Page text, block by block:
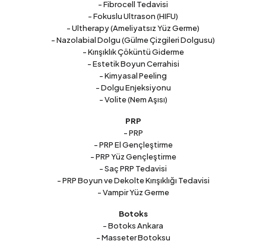
- Fibrocell Tedavisi
- Fokuslu Ultrason (HIFU)
- Ultherapy (Ameliyatsız Yüz Germe)
- Nazolabial Dolgu (Gülme Çizgileri Dolgusu)
- Kırışıklık Çöküntü Giderme
- Estetik Boyun Cerrahisi
- Kimyasal Peeling
- Dolgu Enjeksiyonu
- Volite (Nem Aşısı)
PRP
- PRP
- PRP El Gençleştirme
- PRP Yüz Gençleştirme
- Saç PRP Tedavisi
- PRP Boyun ve Dekolte Kırışıklığı Tedavisi
- Vampir Yüz Germe
Botoks
- Botoks Ankara
- Masseter Botoksu